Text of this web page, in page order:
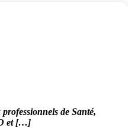
de Santé,
et […]